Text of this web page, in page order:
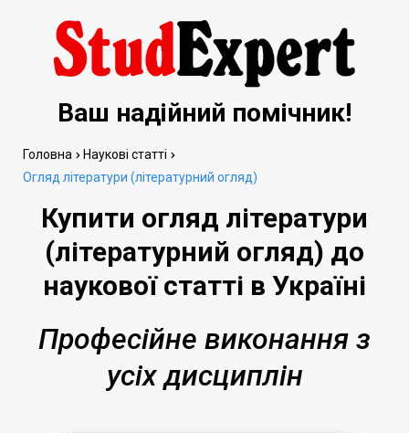
Ваш надійний помічник!
Купити огляд літератури
(літературний огляд) до
наукової статті в Україні
Професійне виконання з
усіх дисциплін
Головна
Наукові статті
Огляд літератури (літературний огляд)